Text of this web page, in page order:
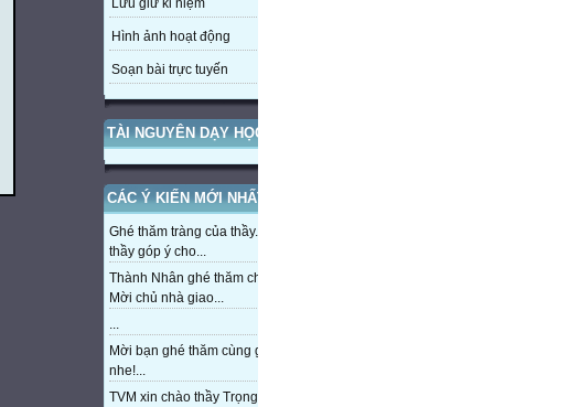
Lưu giữ kỉ niệm
Hình ảnh hoạt động
Soạn bài trực tuyến
TÀI NGUYÊN DẠY HỌC
CÁC Ý KIẾN MỚI NHẤT
Ghé thăm tràng của thầy. Mong
thầy góp ý cho...
Thành Nhân ghé thăm chủ nhà,
Mời chủ nhà giao...
...
Mời bạn ghé thăm cùng giao lưu
nhe!...
TVM xin chào thầy Trọng